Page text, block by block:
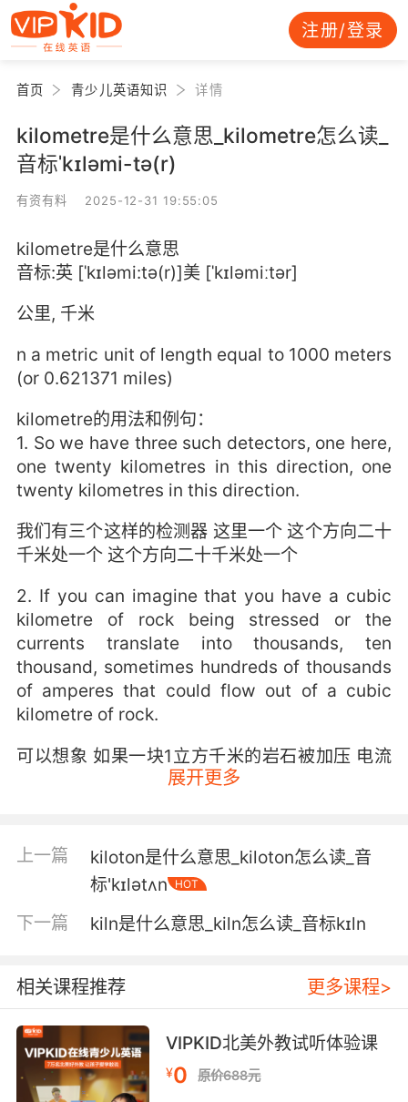
注册/登录
首页 青少儿英语知识 详情
kilometre是什么意思_kilometre怎么读_
音标ˈkɪləmi-tə(r)
有资有料 2025-12-31 19:55:05
kilometre是什么意思
音标:英 [ˈkɪləmi:tə(r)]美 [ˈkɪləmiːtər]
公里, 千米
n a metric unit of length equal to 1000 meters
(or 0.621371 miles)
kilometre的用法和例句：
1. So we have three such detectors, one here,
one twenty kilometres in this direction, one
twenty kilometres in this direction.
我们有三个这样的检测器 这里一个 这个方向二十
千米处一个 这个方向二十千米处一个
2. If you can imagine that you have a cubic
kilometre of rock being stressed or the
currents translate into thousands, ten
thousand, sometimes hundreds of thousands
of amperes that could flow out of a cubic
kilometre of rock.
可以想象 如果一块1立方千米的岩石被加压 电流
会转化成上千上万 甚至数十万安培 流出这1立方
3. It could go down thousands of kilometres.
它可能达到了数千公里以下
4. 12 kilometres, I believe we're in here
走了12公里 我认为我们在这附近
5. Almost a kilometre from top to bottom.
从顶部到底部有近一千米高
展开更多
上一篇
kiloton是什么意思_kiloton怎么读_音
标'kɪlətʌn
HOT
下一篇 kiln是什么意思_kiln怎么读_音标kɪln
相关课程推荐 更多课程>
VIPKID北美外教试听体验课
¥0 原价688元